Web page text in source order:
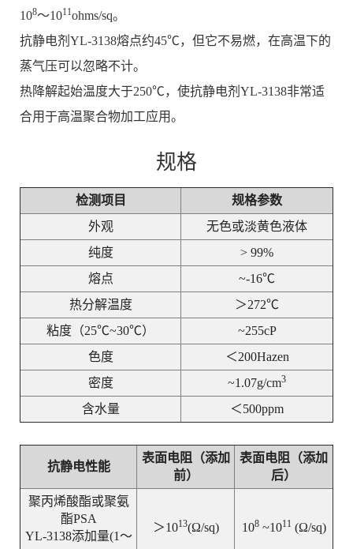
108～1011ohms/sq。
抗静电剂YL-3138熔点约45℃，但它不易燃，在高温下的
蒸气压可以忽略不计。
热降解起始温度大于250℃，使抗静电剂YL-3138非常适
合用于高温聚合物加工应用。
规格
检测项目
规格参数
外观
无色或淡黄色液体
纯度
> 99%
熔点
~-16℃
热分解温度
＞272℃
粘度（25℃~30℃）
~255cP
色度
＜200Hazen
密度
~1.07g/cm3
含水量 ＜500ppm
抗静电性能
表面电阻（添加
前）
表面电阻（添加
后）
聚丙烯酸酯或聚氨
酯PSA
YL-3138添加量(1～
＞1013(Ω/sq) 108~1011 (Ω/sq)